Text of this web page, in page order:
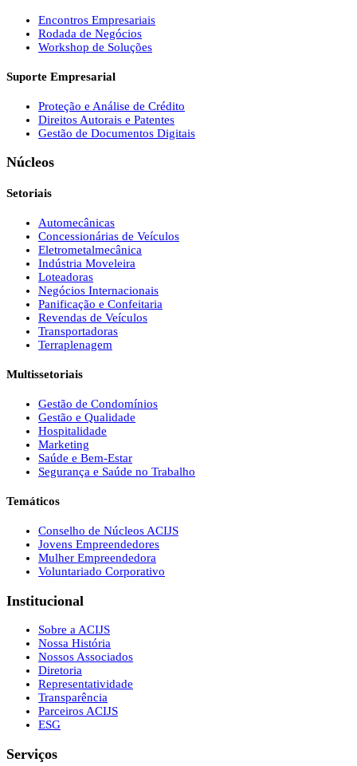
Encontros Empresariais
Rodada de Negócios
Workshop de Soluções
Suporte Empresarial
Proteção e Análise de Crédito
Direitos Autorais e Patentes
Gestão de Documentos Digitais
Núcleos
Setoriais
Automecânicas
Concessionárias de Veículos
Eletrometalmecânica
Indústria Moveleira
Loteadoras
Negócios Internacionais
Panificação e Confeitaria
Revendas de Veículos
Transportadoras
Terraplenagem
Multissetoriais
Gestão de Condomínios
Gestão e Qualidade
Hospitalidade
Marketing
Saúde e Bem-Estar
Segurança e Saúde no Trabalho
Temáticos
Conselho de Núcleos ACIJS
Jovens Empreendedores
Mulher Empreendedora
Voluntariado Corporativo
Institucional
Sobre a ACIJS
Nossa História
Nossos Associados
Diretoria
Representatividade
Transparência
Parceiros ACIJS
ESG
Serviços